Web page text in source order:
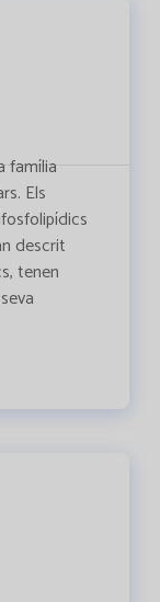
família
Els
descrit
tenen